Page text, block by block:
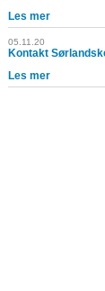
Les mer
05.11.20
Kontakt
Les mer